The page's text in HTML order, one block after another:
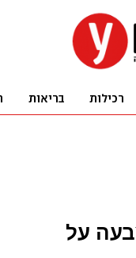
על